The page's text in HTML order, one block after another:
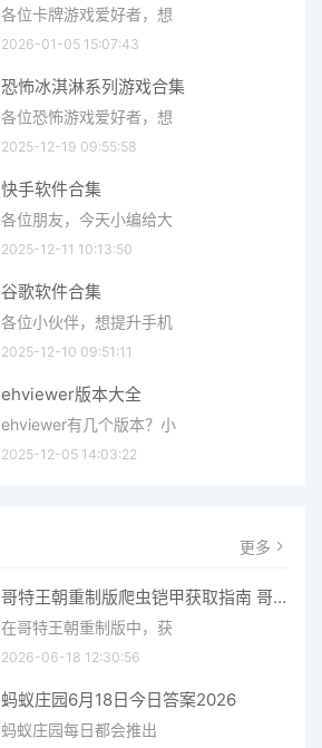
各位卡牌游戏爱好者，想
2026-01-05 15:07:43
恐怖冰淇淋系列游戏合集
各位恐怖游戏爱好者，想
2025-12-19 09:55:58
快手软件合集
各位朋友，今天小编给大
2025-12-11 10:13:50
谷歌软件合集
各位小伙伴，想提升手机
2025-12-10 09:51:11
ehviewer版本大全
ehviewer有几个版本？小
2025-12-05 14:03:22
更多
哥特王朝重制版爬虫铠甲获取指南 哥特王朝重制版爬虫铠甲获取方法
在哥特王朝重制版中，获
2026-06-18 12:30:56
蚂蚁庄园6月18日今日答案2026
蚂蚁庄园每日都会推出